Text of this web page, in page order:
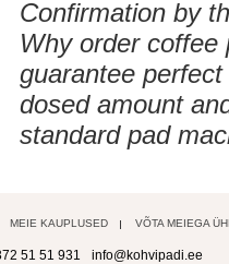
Confirmation by
Why order coffee
guarantee
dosed amount
standard pad
MEIE KAUPLUSED VÕTA MEIEGA
51 51 931 info@kohvipadi.ee